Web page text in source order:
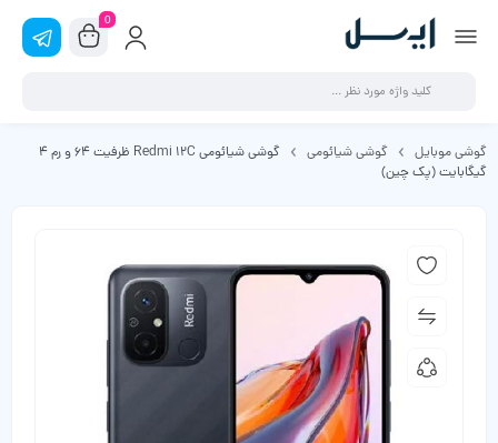
0
گوشی موبایل گوشی شیائومی
گوشی شیائومی Redmi 12C ظرفیت 64 و رم 4
گیگابایت (پک چین)